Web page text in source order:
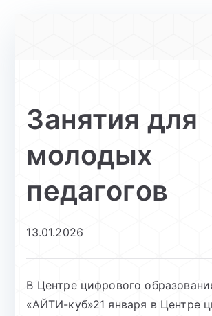
Занятия для
молодых
педагогов
13.01.2026
В Центре цифрового
«АЙТИ-куб»21 января в Центре